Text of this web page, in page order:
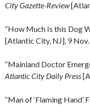
City Gazette-Review
“How Much Is this Dog
[Atlantic City, NJ], 9 Nov.
“Mainland Doctor
Atlantic City Daily Press
“Man of ‘Flaming Hand’